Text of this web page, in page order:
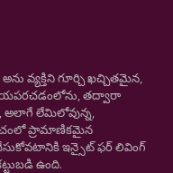
వ్యక్తిని గూర్చి ఖచ్చితమైన,
తద్వారా
అలాగే లేమిలోవున్న,
ప్రామాణికమైన
ఇన్సైట్ ఫర్ లివింగ్
ఉంది.